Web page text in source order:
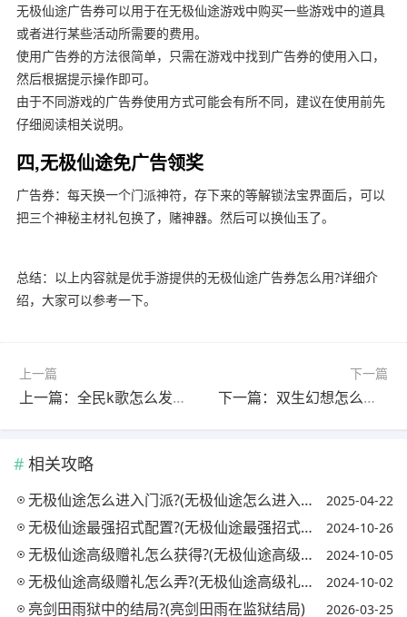
无极仙途广告券可以用于在无极仙途游戏中购买一些游戏中的道具
或者进行某些活动所需要的费用。
使用广告券的方法很简单，只需在游戏中找到广告券的使用入口，
然后根据提示操作即可。
由于不同游戏的广告券使用方式可能会有所不同，建议在使用前先
仔细阅读相关说明。
四,无极仙途免广告领奖
广告券：每天换一个门派神符，存下来的等解锁法宝界面后，可以
把三个神秘主材礼包换了，赌神器。然后可以换仙玉了。
总结：以上内容就是优手游提供的无极仙途广告券怎么用?详细介
绍，大家可以参考一下。
上一篇
上一篇：全民k歌怎么发红包?(全民k歌怎么发红包给好友)
下一篇
下一篇：双生幻想怎么获得场景?(双生幻想怎么获得场景币)
相关攻略
无极仙途怎么进入门派?(无极仙途怎么进入门派任务) 2025-04-22
无极仙途最强招式配置?(无极仙途最强招式配置攻略) 2024-10-26
无极仙途高级赠礼怎么获得?(无极仙途高级礼物) 2024-10-05
无极仙途高级赠礼怎么弄?(无极仙途高级礼物) 2024-10-02
亮剑田雨狱中的结局?(亮剑田雨在监狱结局) 2026-03-25